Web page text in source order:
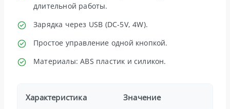
длительной работы.
Зарядка через USB (DC-5V, 4W).
Простое управление одной кнопкой.
Материалы: ABS пластик и силикон.
Характеристика Значение